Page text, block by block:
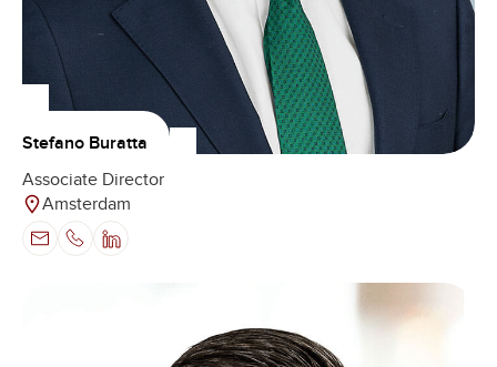
Stefano Buratta
Associate Director
Amsterdam